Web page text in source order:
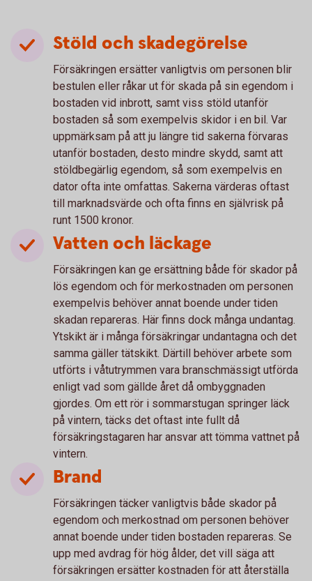
Stöld och skadegörelse
Försäkringen ersätter vanligtvis om personen blir
bestulen eller råkar ut för skada på sin egendom i
bostaden vid inbrott, samt viss stöld utanför
bostaden så som exempelvis skidor i en bil. Var
uppmärksam på att ju längre tid sakerna förvaras
utanför bostaden, desto mindre skydd, samt att
stöldbegärlig egendom, så som exempelvis en
dator ofta inte omfattas. Sakerna värderas oftast
till marknadsvärde och ofta finns en självrisk på
runt 1500 kronor.
Vatten och läckage
Försäkringen kan ge ersättning både för skador på
lös egendom och för merkostnaden om personen
exempelvis behöver annat boende under tiden
skadan repareras. Här finns dock många undantag.
Ytskikt är i många försäkringar undantagna och det
samma gäller tätskikt. Därtill behöver arbete som
utförts i våtutrymmen vara branschmässigt utförda
enligt vad som gällde året då ombyggnaden
gjordes. Om ett rör i sommarstugan springer läck
på vintern, täcks det oftast inte fullt då
försäkringstagaren har ansvar att tömma vattnet på
vintern.
Brand
Försäkringen täcker vanligtvis både skador på
egendom och merkostnad om personen behöver
annat boende under tiden bostaden repareras. Se
upp med avdrag för hög ålder, det vill säga att
försäkringen ersätter kostnaden för att återställa